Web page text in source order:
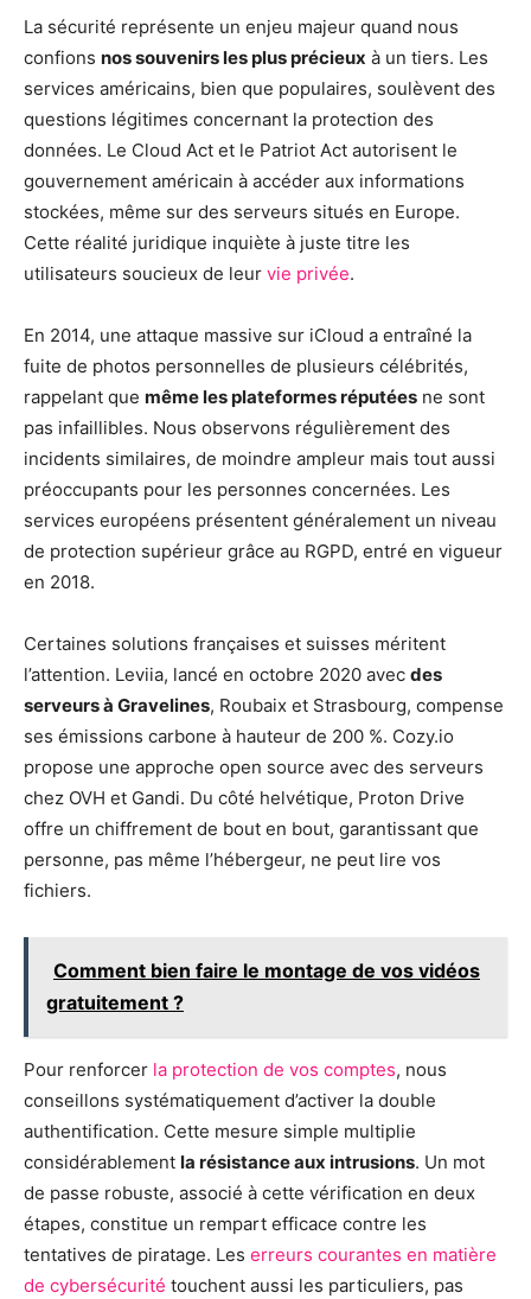
La sécurité représente un enjeu majeur quand nous
confions nos souvenirs les plus précieux à un tiers. Les
services américains, bien que populaires, soulèvent des
questions légitimes concernant la protection des
données. Le Cloud Act et le Patriot Act autorisent le
gouvernement américain à accéder aux informations
stockées, même sur des serveurs situés en Europe.
Cette réalité juridique inquiète à juste titre les
utilisateurs soucieux de leur vie privée.
En 2014, une attaque massive sur iCloud a entraîné la
fuite de photos personnelles de plusieurs célébrités,
rappelant que même les plateformes réputées ne sont
pas infaillibles. Nous observons régulièrement des
incidents similaires, de moindre ampleur mais tout aussi
préoccupants pour les personnes concernées. Les
services européens présentent généralement un niveau
de protection supérieur grâce au RGPD, entré en vigueur
en 2018.
Certaines solutions françaises et suisses méritent
l’attention. Leviia, lancé en octobre 2020 avec des
serveurs à Gravelines, Roubaix et Strasbourg, compense
ses émissions carbone à hauteur de 200 %. Cozy.io
propose une approche open source avec des serveurs
chez OVH et Gandi. Du côté helvétique, Proton Drive
offre un chiffrement de bout en bout, garantissant que
personne, pas même l’hébergeur, ne peut lire vos
fichiers.
Comment bien faire le montage de vos vidéos
gratuitement ?
Pour renforcer la protection de vos comptes, nous
conseillons systématiquement d’activer la double
authentification. Cette mesure simple multiplie
considérablement la résistance aux intrusions. Un mot
de passe robuste, associé à cette vérification en deux
étapes, constitue un rempart efficace contre les
tentatives de piratage. Les erreurs courantes en matière
de cybersécurité touchent aussi les particuliers, pas